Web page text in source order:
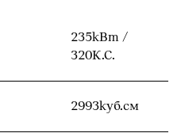
235кВт /
320К.С.
2993куб.cм